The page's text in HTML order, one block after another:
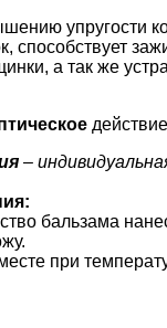
упругости
способствует
а так же
–
бальзама
при